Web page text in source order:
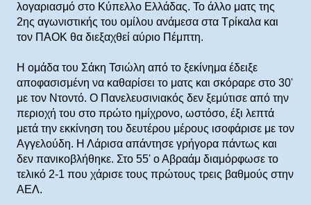
λογαριασμό στο Κύπελλο Ελλάδας. Το άλλο ματς της
2ης αγωνιστικής του ομίλου ανάμεσα στα Τρίκαλα και
τον ΠΑΟΚ θα διεξαχθεί αύριο Πέμπτη.
Η ομάδα του Σάκη Τσιώλη από το ξεκίνημα έδειξε
αποφασισμένη να καθαρίσει το ματς και σκόραρε στο 30'
με τον Ντοντό. Ο Πανελευσινιακός δεν ξεμύτισε από την
περιοχή του στο πρώτο ημίχρονο, ωστόσο, έξι λεπτά
μετά την εκκίνηση του δευτέρου μέρους ισοφάρισε με τον
Αγγελούδη. Η Λάρισα απάντησε γρήγορα πάντως και
δεν πανικοβλήθηκε. Στο 55' ο Αβραάμ διαμόρφωσε το
τελικό 2-1 που χάρισε τους πρώτους τρεις βαθμούς στην
ΑΕΛ.